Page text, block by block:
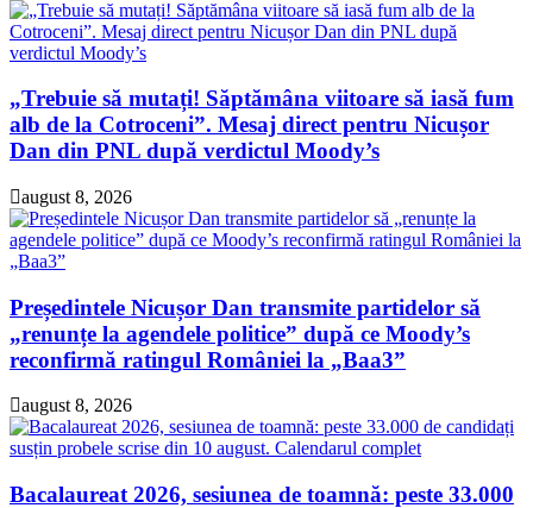
„Trebuie să mutați! Săptămâna viitoare să iasă fum
alb de la Cotroceni”. Mesaj direct pentru Nicușor
Dan din PNL după verdictul Moody’s
august 8, 2026
Președintele Nicușor Dan transmite partidelor să
„renunțe la agendele politice” după ce Moody’s
reconfirmă ratingul României la „Baa3”
august 8, 2026
Bacalaureat 2026, sesiunea de toamnă: peste 33.000